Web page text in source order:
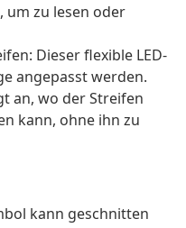
um zu lesen oder
Dieser flexible LED-
angepasst werden.
an, wo der Streifen
kann, ohne ihn zu
kann geschnitten